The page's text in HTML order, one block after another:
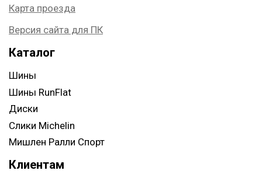
Карта проезда
Версия сайта для ПК
Каталог
Шины
Шины RunFlat
Диски
Слики Michelin
Мишлен Ралли Спорт
Клиентам